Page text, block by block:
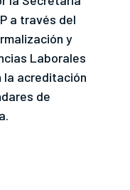
a través del
y
Laborales
la acreditación
de